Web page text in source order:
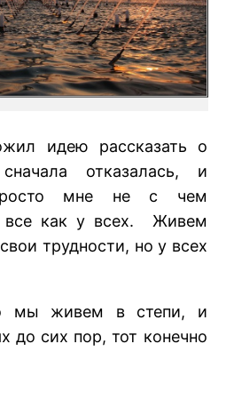
идею рассказать о
отказалась, и
мне не с чем
все как у всех. Живем
трудности, но у всех
мы живем в степи, и
до сих пор, тот конечно